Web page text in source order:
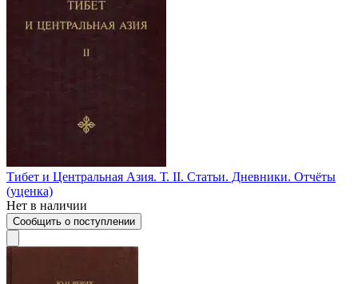
Тибет и Центральная Азия. Т. II. Статьи. Дневники. Отчёты
(уценка)
Нет в наличии
Сообщить о поступлении